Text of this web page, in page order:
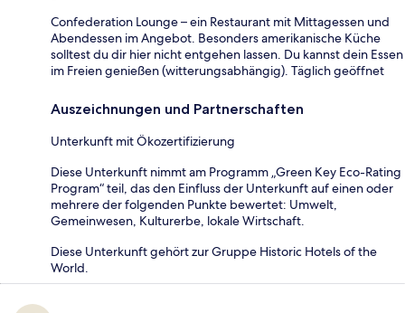
Confederation Lounge – ein Restaurant mit Mittagessen und
Abendessen im Angebot. Besonders amerikanische Küche
solltest du dir hier nicht entgehen lassen. Du kannst dein Essen
im Freien genießen (witterungsabhängig). Täglich geöffnet
Auszeichnungen und Partnerschaften
Unterkunft mit Ökozertifizierung
Diese Unterkunft nimmt am Programm „Green Key Eco-Rating
Program“ teil, das den Einfluss der Unterkunft auf einen oder
mehrere der folgenden Punkte bewertet: Umwelt,
Gemeinwesen, Kulturerbe, lokale Wirtschaft.
Diese Unterkunft gehört zur Gruppe Historic Hotels of the
World.